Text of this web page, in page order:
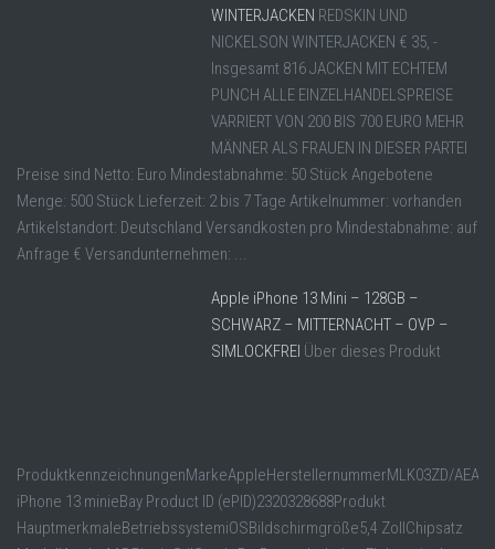
WINTERJACKEN REDSKIN UND
NICKELSON WINTERJACKEN € 35, -
Insgesamt 816 JACKEN MIT ECHTEM
PUNCH ALLE EINZELHANDELSPREISE
VARRIERT VON 200 BIS 700 EURO MEHR
MÄNNER ALS FRAUEN IN DIESER PARTEI
Preise sind Netto: Euro Mindestabnahme: 50 Stück Angebotene
Menge: 500 Stück Lieferzeit: 2 bis 7 Tage Artikelnummer: vorhanden
Artikelstandort: Deutschland Versandkosten pro Mindestabnahme: auf
Anfrage € Versandunternehmen: ...
Apple iPhone 13 Mini – 128GB –
SCHWARZ – MITTERNACHT – OVP –
SIMLOCKFREI Über dieses Produkt
ProduktkennzeichnungenMarkeAppleHerstellernummerMLK03ZD/
iPhone 13 minieBay Product ID (ePID)2320328688Produkt
HauptmerkmaleBetriebssystemiOSBildschirmgröße5,4 ZollChipsatz